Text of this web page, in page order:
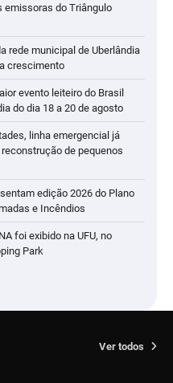
emissoras do Triângulo
rede municipal de Uberlândia
crescimento
evento leiteiro do Brasil
do dia 18 a 20 de agosto
linha emergencial já
de pequenos
edição 2026 do Plano
e Incêndios
foi exibido na UFU, no
Park
Ver todos